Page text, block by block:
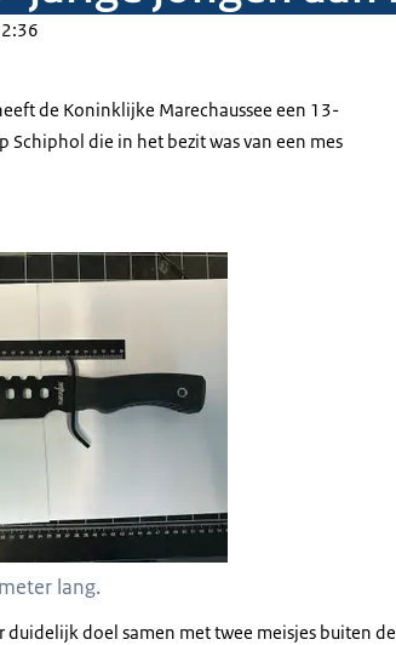
de Koninklijke Marechaussee een 13-
Schiphol die in het bezit was van een mes
lang.
duidelijk doel samen met twee meisjes buiten